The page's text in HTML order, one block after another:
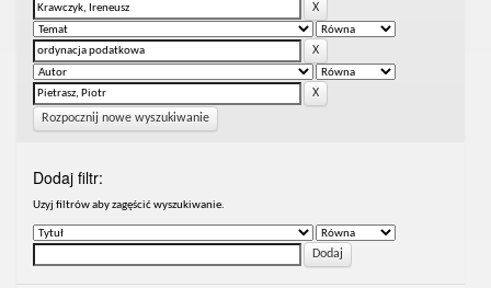
Rozpocznij nowe wyszukiwanie
Dodaj filtr:
Uzyj filtrów aby zagęścić wyszukiwanie.